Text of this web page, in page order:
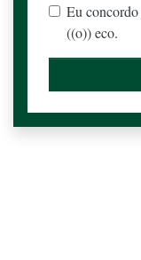
Eu
((o)) eco.